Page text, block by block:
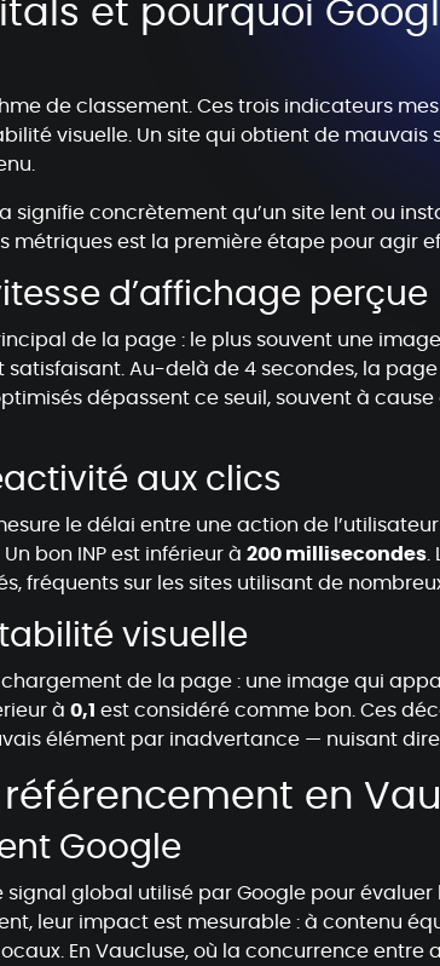
et pourquoi
de classement. Ces trois indicateurs
visuelle. Un site qui obtient de mauvais
signifie concrètement qu’un site lent ou
métriques est la première étape pour agir
d’affichage perçue
de la page : le plus souvent une
satisfaisant. Au-delà de 4 secondes, la
dépassent ce seuil, souvent à cause
aux clics
le délai entre une action de
bon INP est inférieur à 200 millisecondes
fréquents sur les sites utilisant de
visuelle
de la page : une image qui
à 0,1 est considéré comme bon. Ces
élément par inadvertance — nuisant
en
Google
signal global utilisé par Google pour évaluer
leur impact est mesurable : à contenu
En Vaucluse, où la concurrence entre